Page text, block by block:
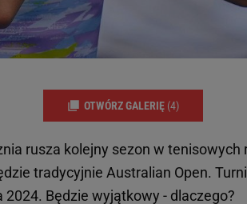
OTWÓRZ GALERIĘ (4)
rusza kolejny sezon w
tradycyjnie Australian Open.
2024. Będzie wyjątkowy - dlaczego?